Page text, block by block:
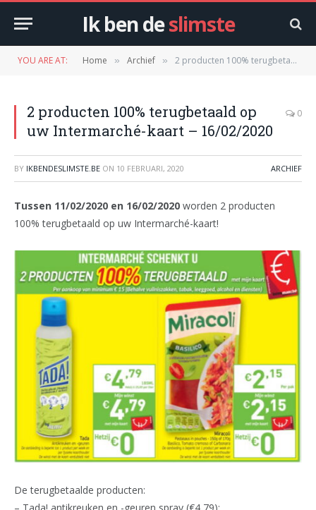
Ik ben deslimste
YOU ARE AT: Home » Archief » 2 producten 100% terugbetaald op uw Intermarché-kaart – 16/02/2020
2 producten 100% terugbetaald op
uw Intermarché-kaart – 16/02/2020
0
BY IKBENDESLIMSTE.BE ON 10 FEBRUARI, 2020 ARCHIEF
Tussen 11/02/2020 en 16/02/2020 worden 2 producten
100% terugbetaald op uw Intermarché-kaart!
De terugbetaalde producten: